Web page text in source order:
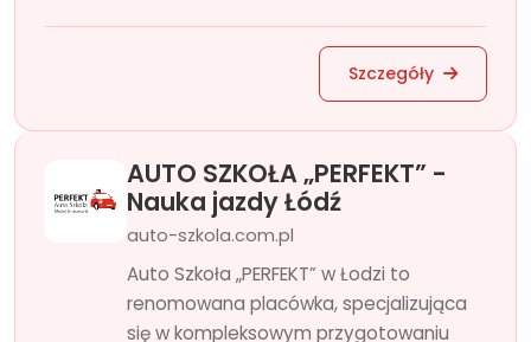
Szczegóły
AUTO SZKOŁA „PERFEKT” -
Nauka jazdy Łódź
auto-szkola.com.pl
Auto Szkoła „PERFEKT” w Łodzi to
renomowana placówka, specjalizująca
się w kompleksowym przygotowaniu